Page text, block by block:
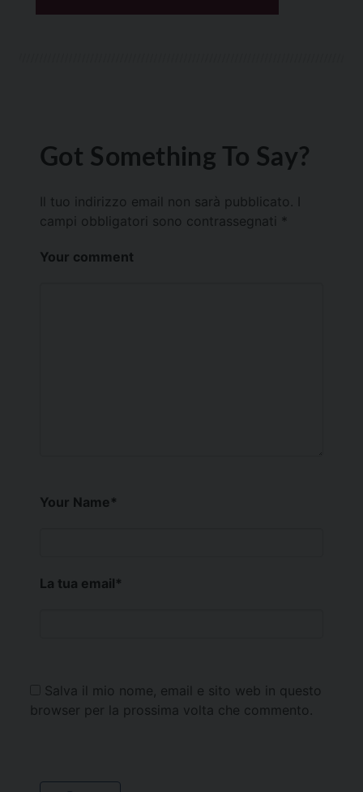
Got Something To Say?
Il tuo indirizzo email non sarà pubblicato.
campi obbligatori sono contrassegnati *
Your comment
Your Name*
La tua email*
Salva il mio nome, email e sito web in questo
browser per la prossima volta che commento.